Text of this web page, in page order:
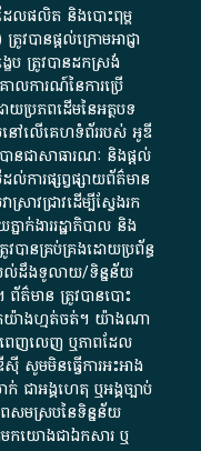
ដែល​ផលិត​ និង​បោះពុម្ព​
វ​បាន​ផ្តល់​ក្រោម​អាជ្ញា
ប​ ត្រូវ​បាន​ដកស្រង់​
លការណ៍​នៃ​ការ​ប្រើ
យ​ប្រភពដើម​នៃ​​អត្ថបទ
ប់​នៅ​លើ​គេហទំព័រ​របស់​ អូ​ឌី​
នជា​សាធារណៈ​ និង​ផ្តល់​
ារ​ផ្សព្វផ្សាយ​ព័ត៌មាន​
ាវជ្រាវ​ដើម្បី​ស្វែងរក
ក់ងារ​រដ្ឋាភិបាល​ និង
បាន​គ្រប់គ្រង​ដោយ​ប្រព័ន្ធ​
ល់​ដឹង​ទូលាយ​/​ទិន្នន័យ​
មាន​ ត្រូវ​បាន​បោះ
ាត់​យ៉ាង​ហ្មត់ចត់​។​ យ៉ាងណា​
ពេញលេញ​ ឬ​ភាព​ដែល​
សូម​មិន​ធ្វើការ​អះអាង​
ជា​អង្គហេតុ​ ឬ​អង្គច្បាប់​
សម​ស្រប​នៃ​ទិន្នន័យ​
ក​យោង​ជា​ឯកសារ​ ឬ​